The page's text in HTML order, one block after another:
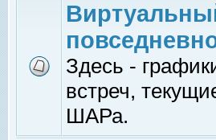
Здесь -
встреч,
ШАРа.